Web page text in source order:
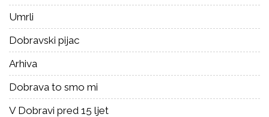
Umrli
Dobravski pijac
Arhiva
Dobrava to smo mi
V Dobravi pred 15 ljet